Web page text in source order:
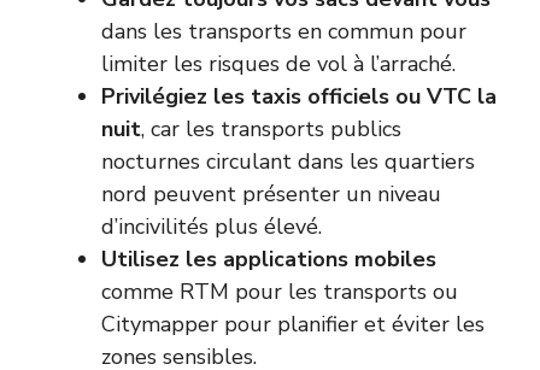
dans les transports en commun pour
limiter les risques de vol à l’arraché.
Privilégiez les taxis officiels ou VTC la
nuit, car les transports publics
nocturnes circulant dans les quartiers
nord peuvent présenter un niveau
d’incivilités plus élevé.
Utilisez les applications mobiles
comme RTM pour les transports ou
Citymapper pour planifier et éviter les
zones sensibles.